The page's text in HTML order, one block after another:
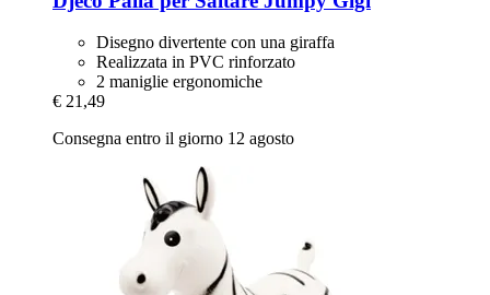
Disegno divertente con una giraffa
Realizzata in PVC rinforzato
2 maniglie ergonomiche
€ 21,49
Consegna entro il giorno 12 agosto